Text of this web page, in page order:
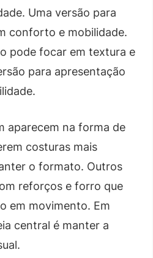
Uma versão para
conforto e mobilidade.
pode focar em textura e
para apresentação
aparecem na forma de
costuras mais
o formato. Outros
reforços e forro que
em movimento. Em
central é manter a